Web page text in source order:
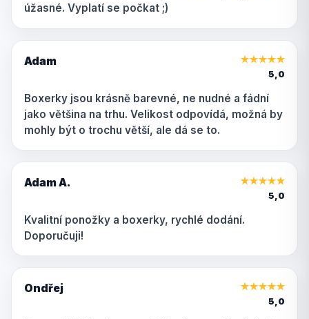
úžasné. Vyplatí se počkat ;)
Adam ★★★★★
5,0
Boxerky jsou krásně barevné, ne nudné a fádní
jako většina na trhu. Velikost odpovídá, možná by
mohly být o trochu větší, ale dá se to.
Adam A. ★★★★★
5,0
Kvalitní ponožky a boxerky, rychlé dodání.
Doporučuji!
Ondřej ★★★★★
5,0